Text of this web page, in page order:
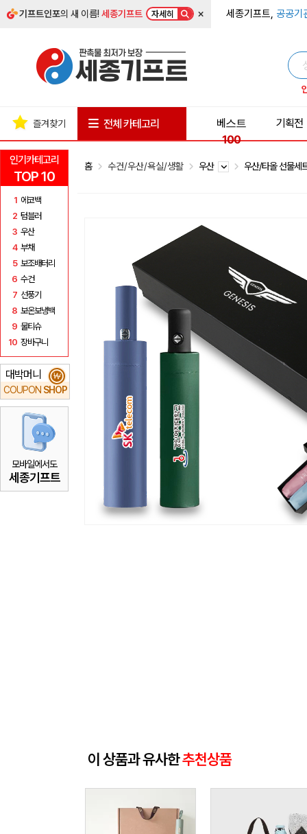
기프트인포의 새 이름!세종기프트 자세히 × 세종기프트, 공공기
인기카테고리
TOP 10
1 에코백
2 텀블러
3 우산
4 부채
5 보조배터리
6 수건
7 선풍기
8 보온보냉백
9 물티슈
10 장바구니
대박머니
COUPON SHOP
₩
모바일에서도
세종기프트
즐겨찾기 전체 카테고리
베스트
100
기획전
홈 수건/우산/욕실/생활 우산 우산/타올 선물세
이 상품과 유사한추천상품